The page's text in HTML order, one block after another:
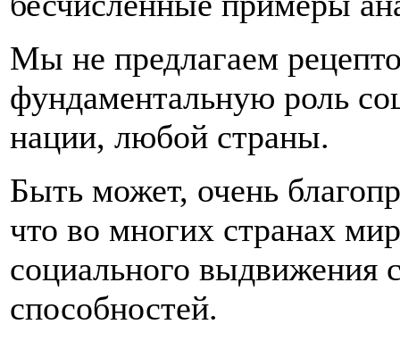
Мы не предлагаем
фундаментальную роль
нации, любой страны.
Быть может, очень
что во многих странах
социального выдвижения
способностей.